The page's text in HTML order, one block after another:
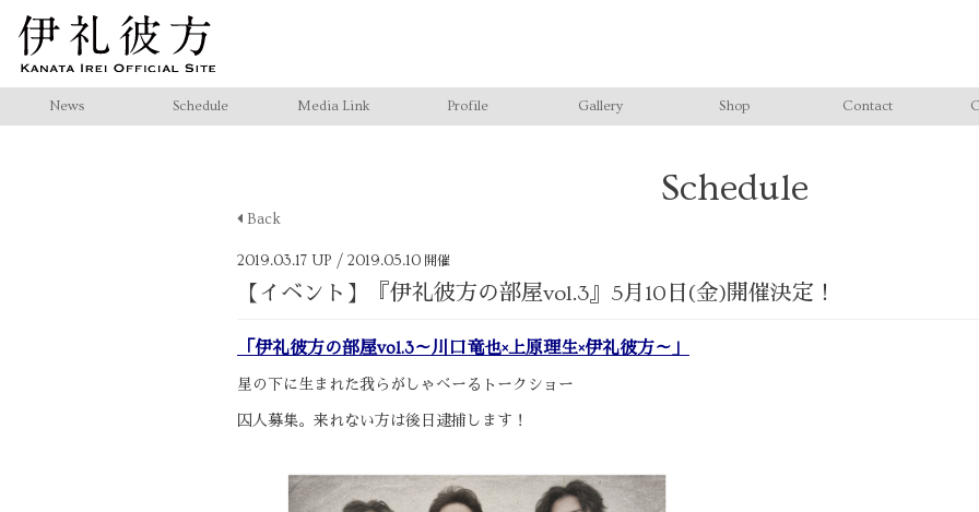
News Schedule Media Link Profile Gallery Shop Contact
Schedule
Back
2019.03.17 UP / 2019.05.10 開催
【イベント】『伊礼彼方の部屋vol.3』5月10日(金)開催決定！
「伊礼彼方の部屋vol.3～川口竜也×上原理生×伊礼彼方～」
星の下に生まれた我らがしゃべーるトークショー
囚人募集。来れない方は後日逮捕します！